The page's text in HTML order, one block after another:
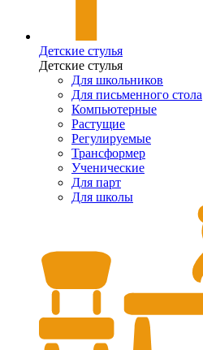
Детские стулья
Детские стулья
Для школьников
Для письменного стола
Компьютерные
Растущие
Регулируемые
Трансформер
Ученические
Для парт
Для школы